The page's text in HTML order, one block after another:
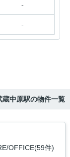
-
-
蔵中原駅の物件一覧
OFFICE(59件)